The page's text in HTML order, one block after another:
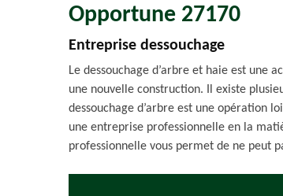
Opportune 27170
Entreprise dessouchage
Le dessouchage d’arbre et haie est une
une nouvelle construction. Il existe
dessouchage d’arbre est une opération
une entreprise professionnelle en la
professionnelle vous permet de ne peut